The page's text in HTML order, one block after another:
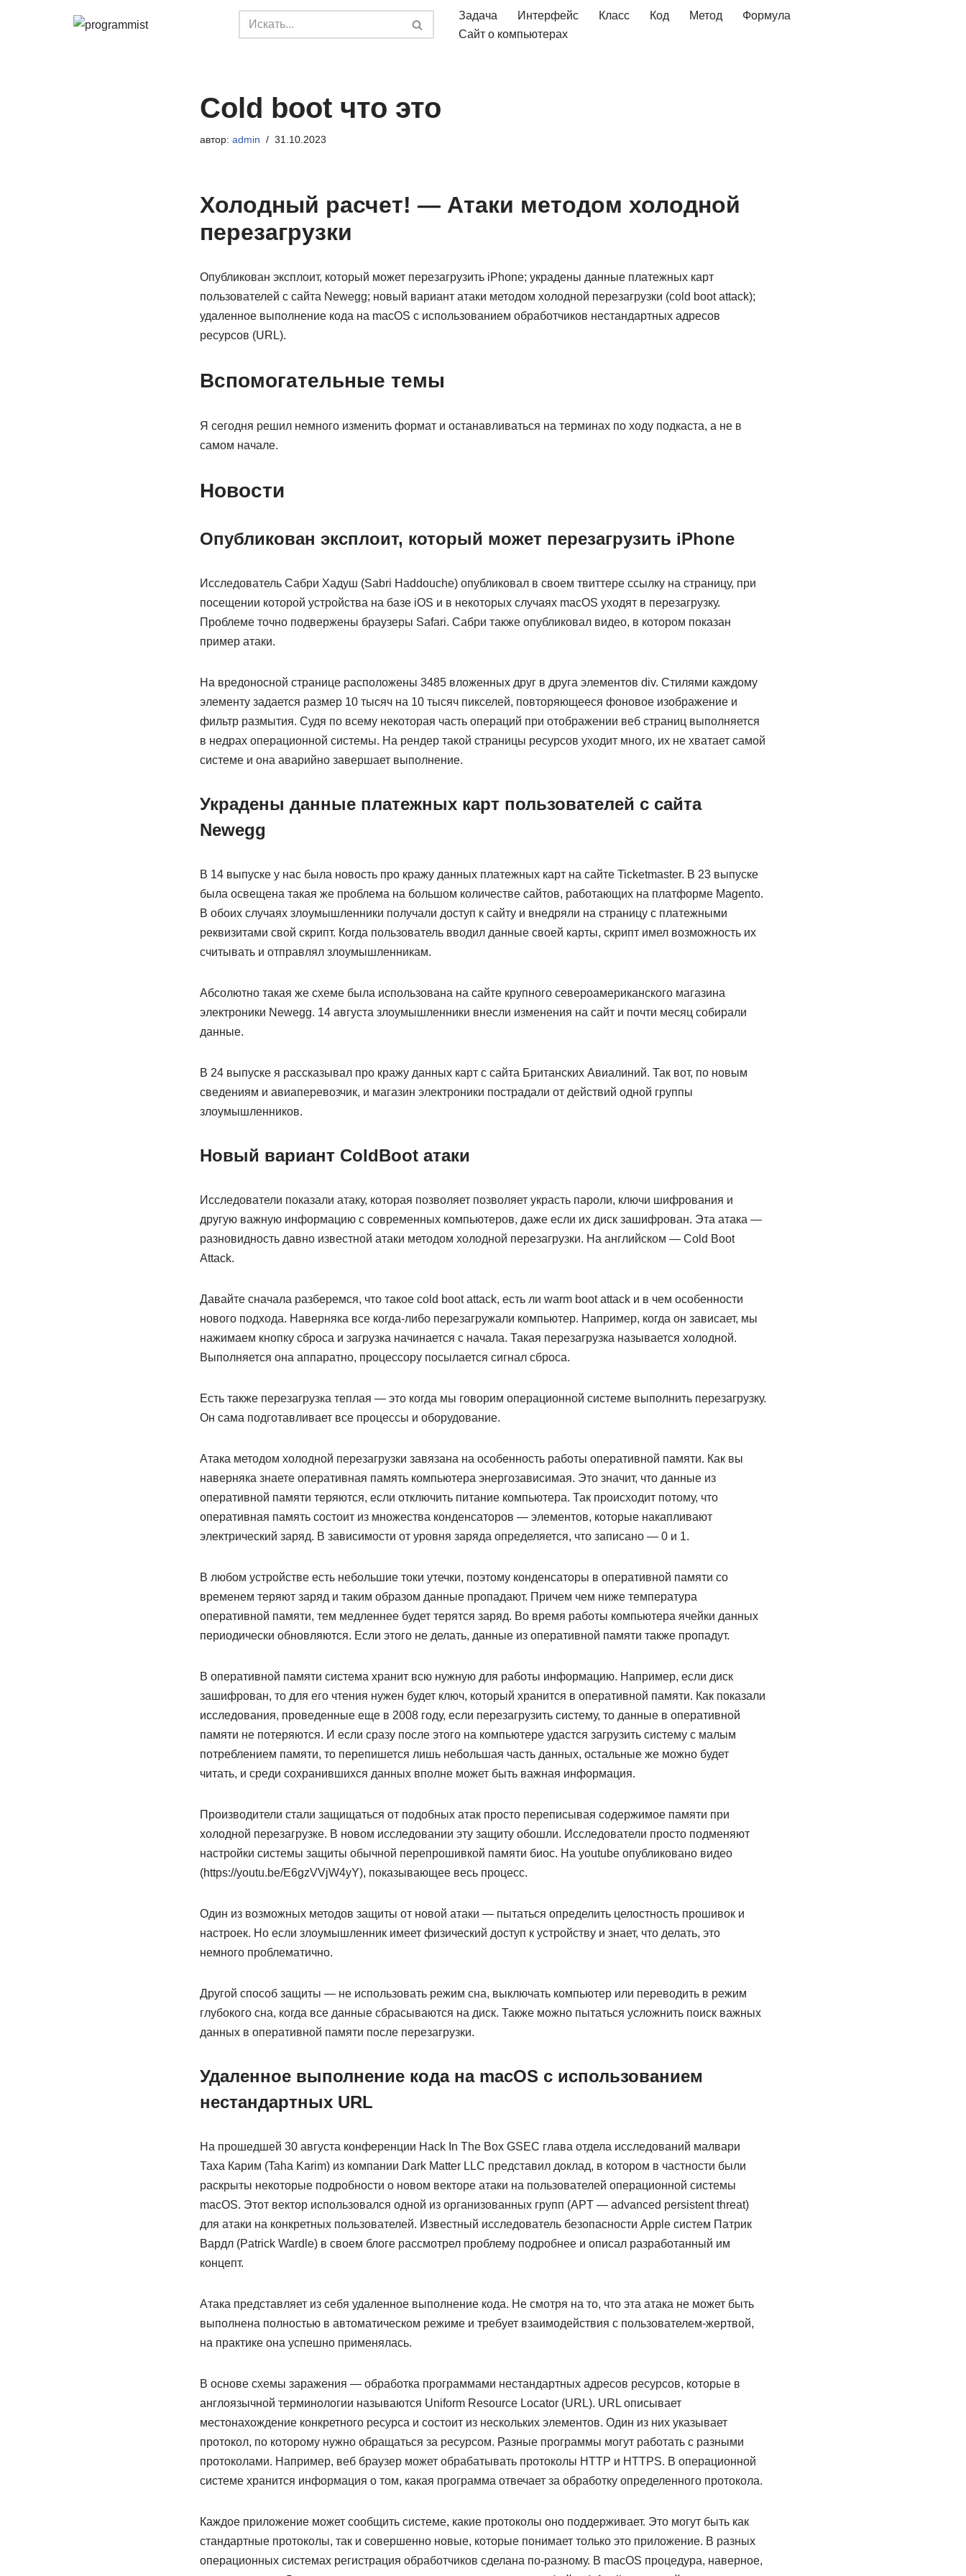
Задача Интерфейс Класс Код Метод
Формула
Сайт о компьютерах
Cold boot что это
автор: admin 31.10.2023
Холодный расчет! — Атаки методом холодной
перезагрузки
Опубликован эксплоит, который может перезагрузить iPhone; украдены данные платежных карт
пользователей с сайта Newegg; новый вариант атаки методом холодной перезагрузки (cold boot attack);
удаленное выполнение кода на macOS с использованием обработчиков нестандартных адресов
ресурсов (URL).
Вспомогательные темы
Я сегодня решил немного изменить формат и останавливаться на терминах по ходу подкаста, а не в
самом начале.
Новости
Опубликован эксплоит, который может перезагрузить iPhone
Исследователь Сабри Хадуш (Sabri Haddouche) опубликовал в своем твиттере ссылку на страницу, при
посещении которой устройства на базе iOS и в некоторых случаях macOS уходят в перезагрузку.
Проблеме точно подвержены браузеры Safari. Сабри также опубликовал видео, в котором показан
пример атаки.
На вредоносной странице расположены 3485 вложенных друг в друга элементов div. Стилями каждому
элементу задается размер 10 тысяч на 10 тысяч пикселей, повторяющееся фоновое изображение и
фильтр размытия. Судя по всему некоторая часть операций при отображении веб страниц выполняется
в недрах операционной системы. На рендер такой страницы ресурсов уходит много, их не хватает самой
системе и она аварийно завершает выполнение.
Украдены данные платежных карт пользователей с сайта
Newegg
В 14 выпуске у нас была новость про кражу данных платежных карт на сайте Ticketmaster. В 23 выпуске
была освещена такая же проблема на большом количестве сайтов, работающих на платформе Magento.
В обоих случаях злоумышленники получали доступ к сайту и внедряли на страницу с платежными
реквизитами свой скрипт. Когда пользователь вводил данные своей карты, скрипт имел возможность их
считывать и отправлял злоумышленникам.
Абсолютно такая же схеме была использована на сайте крупного североамериканского магазина
электроники Newegg. 14 августа злоумышленники внесли изменения на сайт и почти месяц собирали
данные.
В 24 выпуске я рассказывал про кражу данных карт с сайта Британских Авиалиний. Так вот, по новым
сведениям и авиаперевозчик, и магазин электроники пострадали от действий одной группы
злоумышленников.
Новый вариант ColdBoot атаки
Исследователи показали атаку, которая позволяет позволяет украсть пароли, ключи шифрования и
другую важную информацию с современных компьютеров, даже если их диск зашифрован. Эта атака —
разновидность давно известной атаки методом холодной перезагрузки. На английском — Cold Boot
Attack.
Давайте сначала разберемся, что такое cold boot attack, есть ли warm boot attack и в чем особенности
нового подхода. Наверняка все когда-либо перезагружали компьютер. Например, когда он зависает, мы
нажимаем кнопку сброса и загрузка начинается с начала. Такая перезагрузка называется холодной.
Выполняется она аппаратно, процессору посылается сигнал сброса.
Есть также перезагрузка теплая — это когда мы говорим операционной системе выполнить перезагрузку.
Он сама подготавливает все процессы и оборудование.
Атака методом холодной перезагрузки завязана на особенность работы оперативной памяти. Как вы
наверняка знаете оперативная память компьютера энергозависимая. Это значит, что данные из
оперативной памяти теряются, если отключить питание компьютера. Так происходит потому, что
оперативная память состоит из множества конденсаторов — элементов, которые накапливают
электрический заряд. В зависимости от уровня заряда определяется, что записано — 0 и 1.
В любом устройстве есть небольшие токи утечки, поэтому конденсаторы в оперативной памяти со
временем теряют заряд и таким образом данные пропадают. Причем чем ниже температура
оперативной памяти, тем медленнее будет терятся заряд. Во время работы компьютера ячейки данных
периодически обновляются. Если этого не делать, данные из оперативной памяти также пропадут.
В оперативной памяти система хранит всю нужную для работы информацию. Например, если диск
зашифрован, то для его чтения нужен будет ключ, который хранится в оперативной памяти. Как показали
исследования, проведенные еще в 2008 году, если перезагрузить систему, то данные в оперативной
памяти не потеряются. И если сразу после этого на компьютере удастся загрузить систему с малым
потреблением памяти, то перепишется лишь небольшая часть данных, остальные же можно будет
читать, и среди сохранившихся данных вполне может быть важная информация.
Производители стали защищаться от подобных атак просто переписывая содержимое памяти при
холодной перезагрузке. В новом исследовании эту защиту обошли. Исследователи просто подменяют
настройки системы защиты обычной перепрошивкой памяти биос. На youtube опубликовано видео
(https://youtu.be/E6gzVVjW4yY), показывающее весь процесс.
Один из возможных методов защиты от новой атаки — пытаться определить целостность прошивок и
настроек. Но если злоумышленник имеет физический доступ к устройству и знает, что делать, это
немного проблематично.
Другой способ защиты — не использовать режим сна, выключать компьютер или переводить в режим
глубокого сна, когда все данные сбрасываются на диск. Также можно пытаться усложнить поиск важных
данных в оперативной памяти после перезагрузки.
Удаленное выполнение кода на macOS с использованием
нестандартных URL
На прошедшей 30 августа конференции Hack In The Box GSEC глава отдела исследований малвари
Таха Карим (Taha Karim) из компании Dark Matter LLC представил доклад, в котором в частности были
раскрыты некоторые подробности о новом векторе атаки на пользователей операционной системы
macOS. Этот вектор использовался одной из организованных групп (APT — advanced persistent threat)
для атаки на конкретных пользователей. Известный исследователь безопасности Apple систем Патрик
Вардл (Patrick Wardle) в своем блоге рассмотрел проблему подробнее и описал разработанный им
концепт.
Атака представляет из себя удаленное выполнение кода. Не смотря на то, что эта атака не может быть
выполнена полностью в автоматическом режиме и требует взаимодействия с пользователем-жертвой,
на практике она успешно применялась.
В основе схемы заражения — обработка программами нестандартных адресов ресурсов, которые в
англоязычной терминологии называются Uniform Resource Locator (URL). URL описывает
местонахождение конкретного ресурса и состоит из нескольких элементов. Один из них указывает
протокол, по которому нужно обращаться за ресурсом. Разные программы могут работать с разными
протоколами. Например, веб браузер может обрабатывать протоколы HTTP и HTTPS. В операционной
системе хранится информация о том, какая программа отвечает за обработку определенного протокола.
Каждое приложение может сообщить системе, какие протоколы оно поддерживает. Это могут быть как
стандартные протоколы, так и совершенно новые, которые понимает только это приложение. В разных
операционных системах регистрация обработчиков сделана по-разному. В macOS процедура, наверное,